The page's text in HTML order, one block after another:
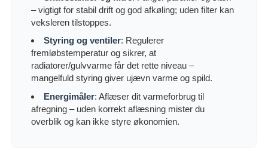
– vigtigt for stabil drift og god afkøling; uden filter kan
veksleren tilstoppes.
Styring og ventiler: Regulerer
fremløbstemperatur og sikrer, at
radiatorer/gulvvarme får det rette niveau –
mangelfuld styring giver ujævn varme og spild.
Energimåler: Aflæser dit varmeforbrug til
afregning – uden korrekt aflæsning mister du
overblik og kan ikke styre økonomien.